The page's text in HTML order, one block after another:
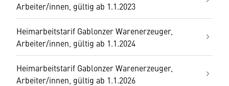
Arbeiter/innen, gültig ab 1.1.2023
Heimarbeitstarif Gablonzer Warenerzeuger,
Arbeiter/innen, gültig ab 1.1.2024
Heimarbeitstarif Gablonzer Warenerzeuger,
Arbeiter/innen, gültig ab 1.1.2026